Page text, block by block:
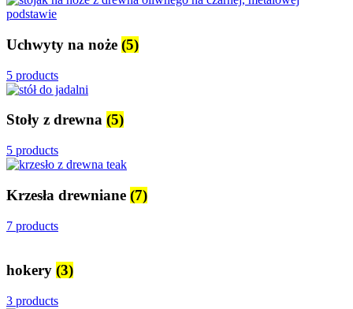
Uchwyty na noże (5)
5 products
Stoły z drewna (5)
5 products
Krzesła drewniane (7)
7 products
hokery (3)
3 products